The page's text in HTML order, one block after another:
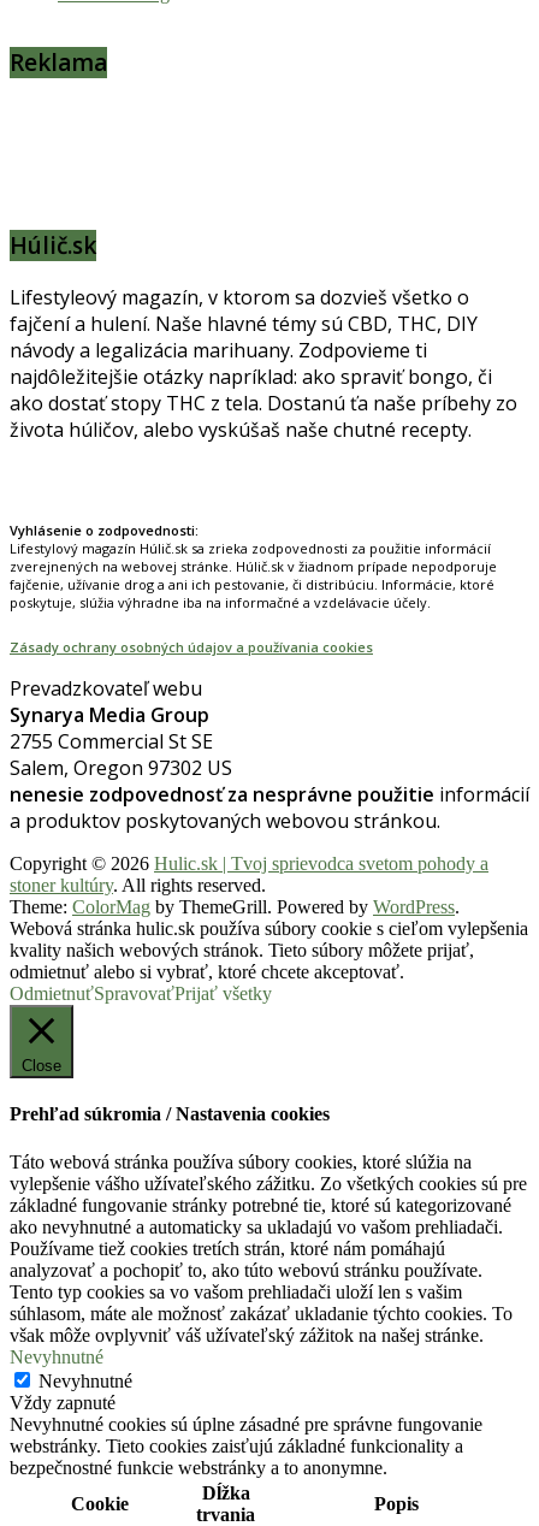
Reklama
Húlič.sk
Lifestyleový magazín, v ktorom sa dozvieš všetko o
fajčení a hulení. Naše hlavné témy sú CBD, THC, DIY
návody a legalizácia marihuany. Zodpovieme ti
najdôležitejšie otázky napríklad: ako spraviť bongo, či
ako dostať stopy THC z tela. Dostanú ťa naše príbehy zo
života húličov, alebo vyskúšaš naše chutné recepty.
Vyhlásenie o zodpovednosti:
Lifestylový magazín Húlič.sk sa zrieka zodpovednosti za použitie informácií
zverejnených na webovej stránke. Húlič.sk v žiadnom prípade nepodporuje
fajčenie, užívanie drog a ani ich pestovanie, či distribúciu. Informácie, ktoré
poskytuje, slúžia výhradne iba na informačné a vzdelávacie účely.
Zásady ochrany osobných údajov a používania cookies
Prevadzkovateľ webu
Synarya Media Group
2755 Commercial St SE
Salem, Oregon 97302 US
nenesie zodpovednosť za nesprávne použitie informácií
a produktov poskytovaných webovou stránkou.
Copyright © 2026 Hulic.sk | Tvoj sprievodca svetom pohody a
stoner kultúry. All rights reserved.
Theme: ColorMag by ThemeGrill. Powered by WordPress.
Webová stránka hulic.sk používa súbory cookie s cieľom vylepšenia
kvality našich webových stránok. Tieto súbory môžete prijať,
odmietnuť alebo si vybrať, ktoré chcete akceptovať.
OdmietnuťSpravovaťPrijať všetky
Close
Prehľad súkromia / Nastavenia cookies
Táto webová stránka používa súbory cookies, ktoré slúžia na
vylepšenie vášho užívateľského zážitku. Zo všetkých cookies sú pre
základné fungovanie stránky potrebné tie, ktoré sú kategorizované
ako nevyhnutné a automaticky sa ukladajú vo vašom prehliadači.
Používame tiež cookies tretích strán, ktoré nám pomáhajú
analyzovať a pochopiť to, ako túto webovú stránku používate.
Tento typ cookies sa vo vašom prehliadači uloží len s vašim
súhlasom, máte ale možnosť zakázať ukladanie týchto cookies. To
však môže ovplyvniť váš užívateľský zážitok na našej stránke.
Nevyhnutné
Nevyhnutné
Vždy zapnuté
Nevyhnutné cookies sú úplne zásadné pre správne fungovanie
webstránky. Tieto cookies zaisťujú základné funkcionality a
bezpečnostné funkcie webstránky a to anonymne.
Cookie
Dĺžka
trvania
Popis